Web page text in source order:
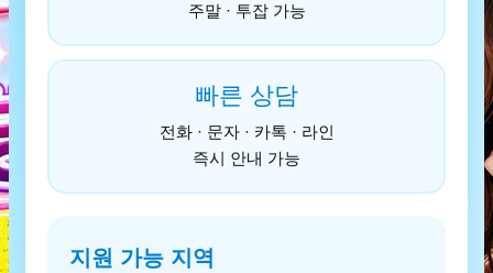
주말 · 투잡 가능
빠른 상담
전화 · 문자 · 카톡 · 라인
즉시 안내 가능
지원 가능 지역